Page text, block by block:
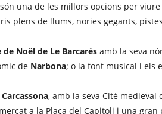
són una de les millors opcions per
plens de llums, nories gegants,
de Noël de Le Barcarès amb la seva
de Narbona; o la font musical i els
Carcassona, amb la seva Cité
a la Plaça del Capitoli i una gran